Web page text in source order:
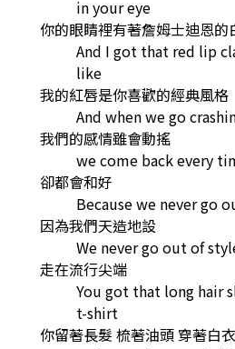
in your eye
你的眼睛裡有著詹姆士迪恩的
And I got that red lip
like
我的紅唇是你喜歡的經典風格
And when we go
我們的感情雖會動搖
we come back every
卻都會和好
Because we never go
因為我們天造地設
We never go out of
走在流行尖端
You got that long hair
t-shirt
你留著長髮 梳著油頭 穿著白